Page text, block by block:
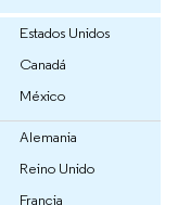
Estados Unidos
Canadá
México
Alemania
Reino Unido
Francia